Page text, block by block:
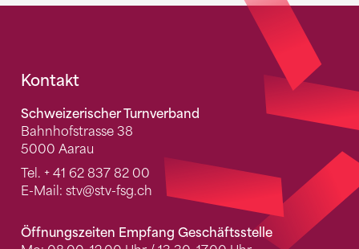
Fusszeile
Kontakt
Schweizerischer Turnverband
Bahnhofstrasse 38
5000 Aarau
Tel. + 41 62 837 82 00
E-Mail: stv@stv-fsg.ch
Öffnungszeiten Empfang Geschäftsstelle